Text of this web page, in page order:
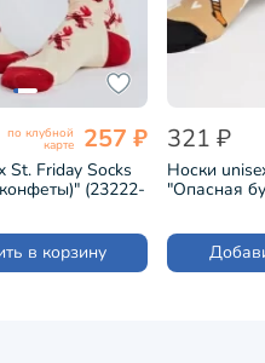
по клубной
карте 257 ₽
St. Friday Socks
(23222-
в корзину
321 ₽
Носки
"Опасная
10/19/12)